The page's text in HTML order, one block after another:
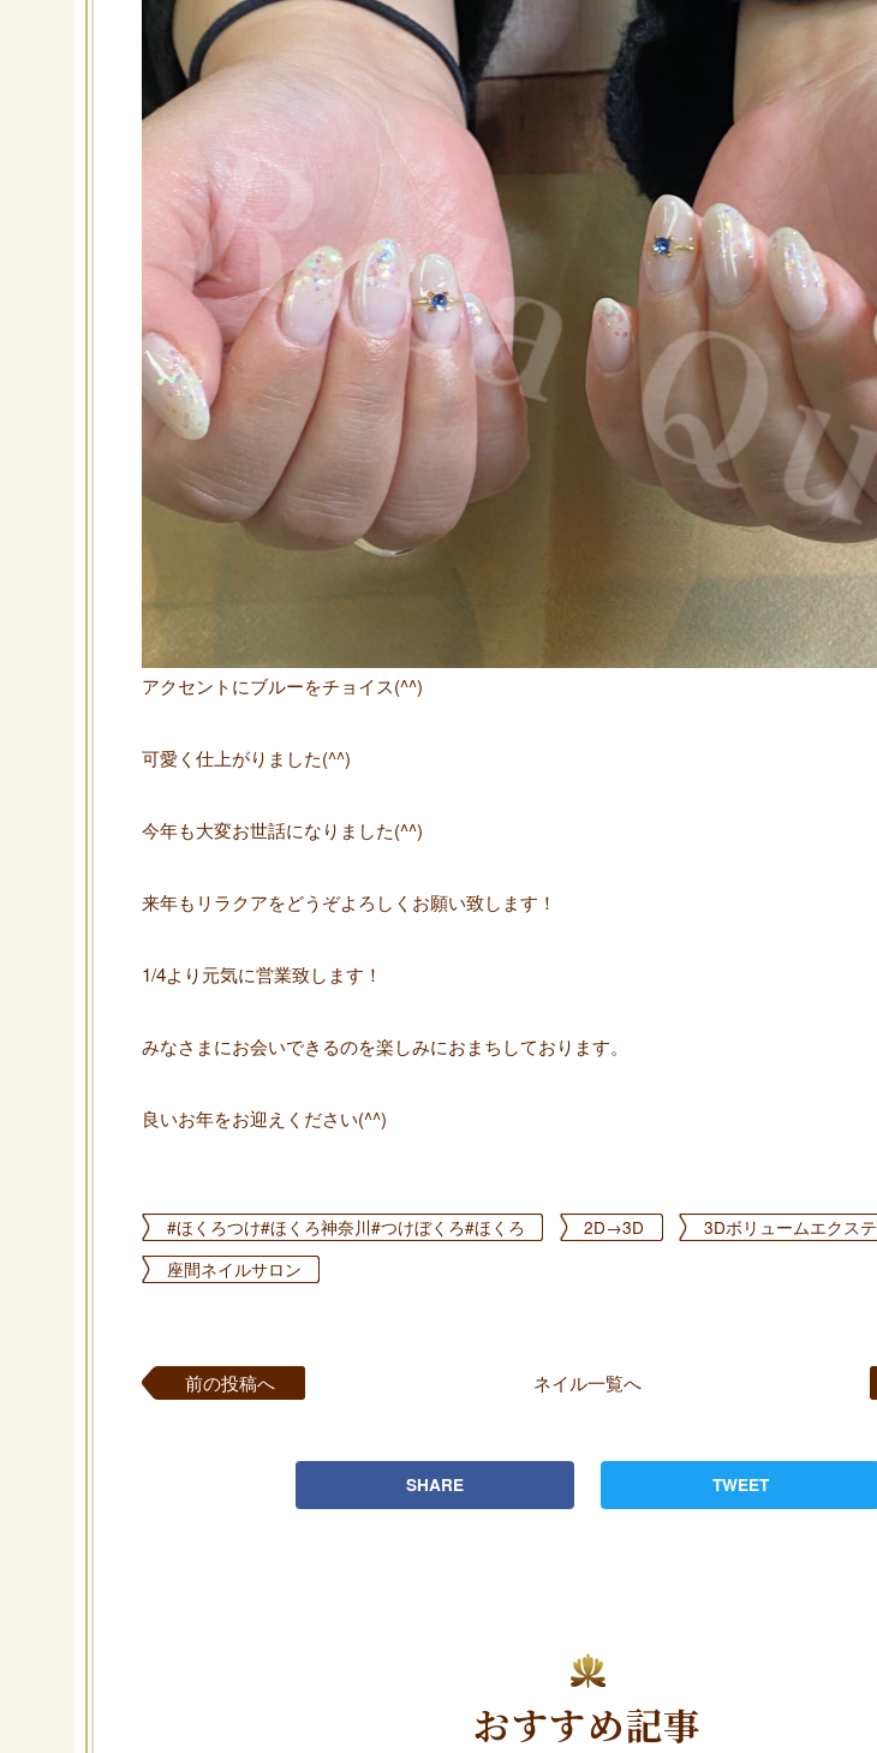
アクセントにブルーをチョイス(^^)
可愛く仕上がりました(^^)
今年も大変お世話になりました(^^)
来年もリラクアをどうぞよろしくお願い致します！
1/4より元気に営業致します！
みなさまにお会いできるのを楽しみにおまちしております。
良いお年をお迎えください(^^)
#ほくろつけ#ほくろ神奈川#つけぼくろ#ほくろ 2D→3D
3Dボリュームエクステ
座間ネイルサロン
前の投稿へ ネイル一覧へ
SHARE TWEET
おすすめ記事